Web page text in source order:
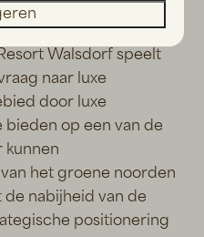
door de centrale
voor een bezoek aan
Walsdorf speelt
naar luxe
door luxe
bieden op een van de
kunnen
het groene noorden
nabijheid van de
positionering